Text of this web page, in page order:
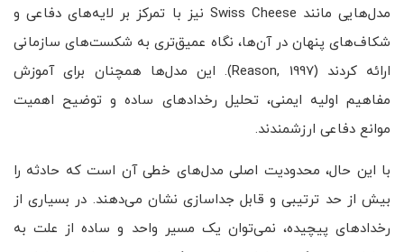
مدل‌هایی مانند Swiss Cheese نیز با تمرکز بر لایه‌های دفاعی و
شکاف‌های پنهان در آن‌ها، نگاه عمیق‌تری به شکست‌های سازمانی
ارائه کردند (Reason, 1997). این مدل‌ها همچنان برای آموزش
مفاهیم اولیه ایمنی، تحلیل رخدادهای ساده و توضیح اهمیت
موانع دفاعی ارزشمندند.
با این حال، محدودیت اصلی مدل‌های خطی آن است که حادثه را
بیش از حد ترتیبی و قابل جداسازی نشان می‌دهند. در بسیاری از
رخدادهای پیچیده، نمی‌توان یک مسیر واحد و ساده از علت به